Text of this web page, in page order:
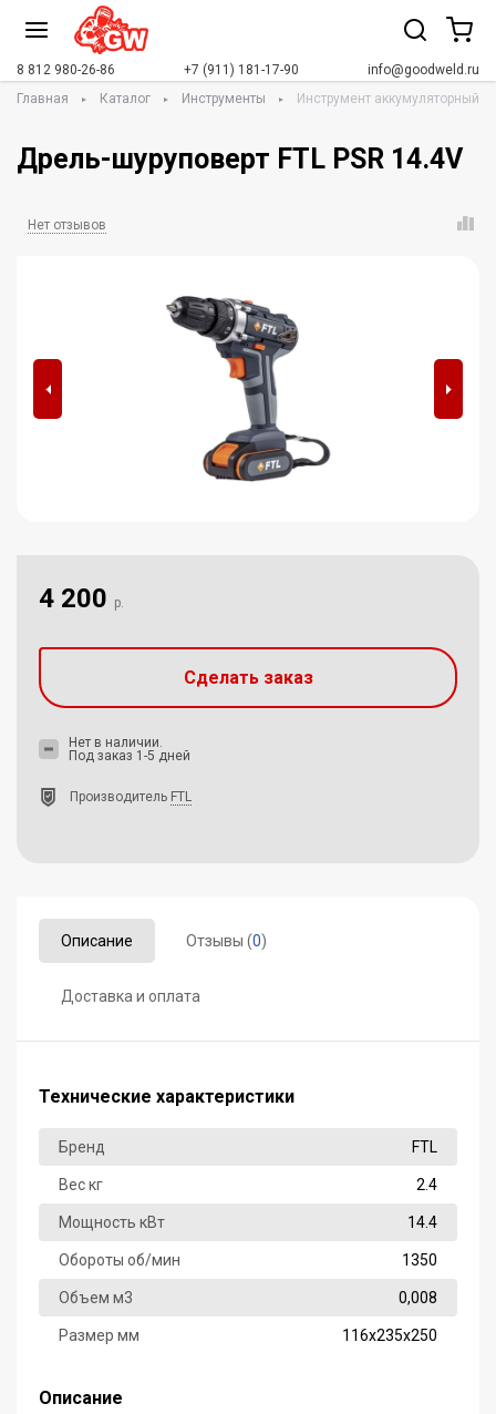
8 812 980-26-86 +7 (911) 181-17-90
info@goodweld.ru
Главная
Каталог Инструменты Инструмент аккумуляторный
Дрель-шуруповерт FTL PSR 14.4V
Нет отзывов
Описание Отзывы (0)
Доставка и оплата
Технические характеристики
Бренд FTL
Вес кг 2.4
Мощность кВт 14.4
Обороты об/мин 1350
Объем м3 0,008
Размер мм 116х235х250
Описание
4 200 р.
Сделать заказ
Нет в наличии.
Под заказ 1-5 дней
Производитель FTL